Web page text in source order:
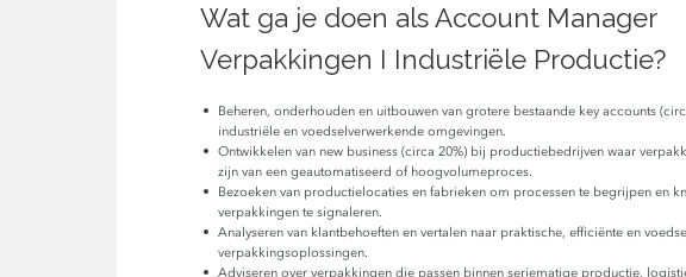
Wat ga je doen als Account Manager
Verpakkingen I Industriële Productie?
Beheren, onderhouden en uitbouwen van grotere bestaande key accounts
industriële en voedselverwerkende omgevingen.
Ontwikkelen van new business (circa 20%) bij productiebedrijven waar
zijn van een geautomatiseerd of hoogvolumeproces.
Bezoeken van productielocaties en fabrieken om processen te begrijpen en
verpakkingen te signaleren.
Analyseren van klantbehoeften en vertalen naar praktische, efficiënte en
verpakkingsoplossingen.
Adviseren over verpakkingen die passen binnen seriematige productie,